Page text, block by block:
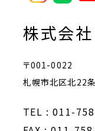
株式会
〒001-0022
札幌市北区北22
TEL : 011-